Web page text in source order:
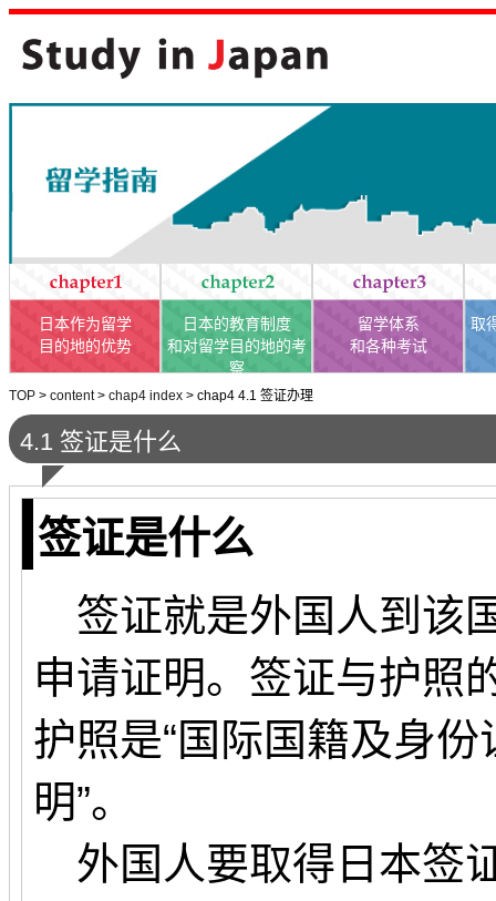
日本作为留学
目的地的优势
日本的教育制度
和对留学目的地的考
察
留学体系
和各种考试
取
TOP > content > chap4 index > chap4 4.1 签证办理
4.1 签证是什么
签证是什么
签证就是外国人到该
申请证明。签证与护照
护照是“国际国籍及身
明”。
外国人要取得日本签